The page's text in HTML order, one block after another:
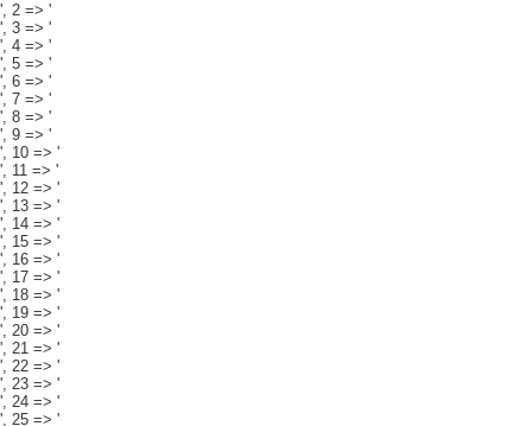
', 2 => '
', 3 => '
', 4 => '
', 5 => '
', 6 => '
', 7 => '
', 8 => '
', 9 => '
', 10 => '
', 11 => '
', 12 => '
', 13 => '
', 14 => '
', 15 => '
', 16 => '
', 17 => '
', 18 => '
', 19 => '
', 20 => '
', 21 => '
', 22 => '
', 23 => '
', 24 => '
', 25 => '